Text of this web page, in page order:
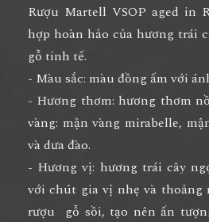
Rượu Martell VSOP aged in
hợp hoàn hảo của hương trái
gỗ tinh tế.
- Màu sắc: màu đồng ấm với
- Hương thơm: hương thơm
vàng: mận vàng mirabelle,
và dưa đào.
- Hương vị: hương trái cây
với chút gia vị nhẹ và
rượu gỗ sồi, tạo nên ấn